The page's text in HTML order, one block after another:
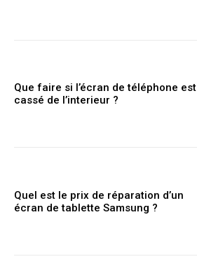
Que faire si l’écran de téléphone est
cassé de l’interieur ?
Quel est le prix de réparation d’un
écran de tablette Samsung ?